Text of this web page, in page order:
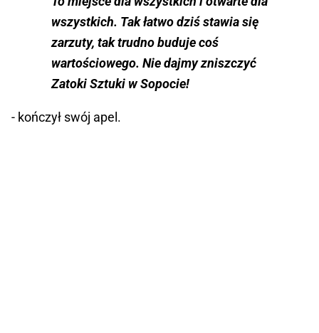
wszystkich. Tak łatwo dziś stawia się
zarzuty, tak trudno buduje coś
wartościowego. Nie dajmy zniszczyć
Zatoki Sztuki w Sopocie!
- kończył swój apel.